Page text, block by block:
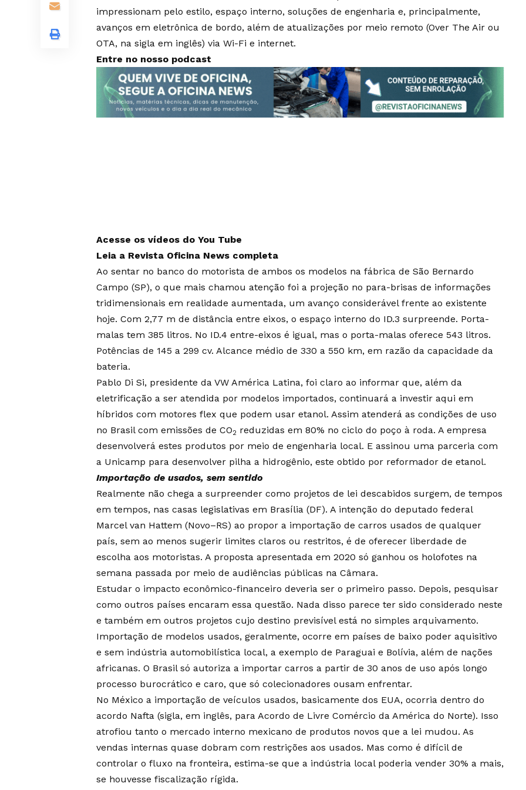
impressionam pelo estilo, espaço interno, soluções de engenharia e, principalmente,
avanços em eletrônica de bordo, além de atualizações por meio remoto (Over The Air ou
OTA, na sigla em inglês) via Wi-Fi e internet.
Entre no nosso podcast
Acesse os vídeos do You Tube
Leia a Revista Oficina News completa
Ao sentar no banco do motorista de ambos os modelos na fábrica de São Bernardo
Campo (SP), o que mais chamou atenção foi a projeção no para-brisas de informações
tridimensionais em realidade aumentada, um avanço considerável frente ao existente
hoje. Com 2,77 m de distância entre eixos, o espaço interno do ID.3 surpreende. Porta-
malas tem 385 litros. No ID.4 entre-eixos é igual, mas o porta-malas oferece 543 litros.
Potências de 145 a 299 cv. Alcance médio de 330 a 550 km, em razão da capacidade da
bateria.
Pablo Di Si, presidente da VW América Latina, foi claro ao informar que, além da
eletrificação a ser atendida por modelos importados, continuará a investir aqui em
híbridos com motores flex que podem usar etanol. Assim atenderá as condições de uso
no Brasil com emissões de CO2 reduzidas em 80% no ciclo do poço à roda. A empresa
desenvolverá estes produtos por meio de engenharia local. E assinou uma parceria com
a Unicamp para desenvolver pilha a hidrogênio, este obtido por reformador de etanol.
Importação de usados, sem sentido
Realmente não chega a surpreender como projetos de lei descabidos surgem, de tempos
em tempos, nas casas legislativas em Brasília (DF). A intenção do deputado federal
Marcel van Hattem (Novo–RS) ao propor a importação de carros usados de qualquer
país, sem ao menos sugerir limites claros ou restritos, é de oferecer liberdade de
escolha aos motoristas. A proposta apresentada em 2020 só ganhou os holofotes na
semana passada por meio de audiências públicas na Câmara.
Estudar o impacto econômico-financeiro deveria ser o primeiro passo. Depois, pesquisar
como outros países encaram essa questão. Nada disso parece ter sido considerado neste
e também em outros projetos cujo destino previsível está no simples arquivamento.
Importação de modelos usados, geralmente, ocorre em países de baixo poder aquisitivo
e sem indústria automobilística local, a exemplo de Paraguai e Bolívia, além de nações
africanas. O Brasil só autoriza a importar carros a partir de 30 anos de uso após longo
processo burocrático e caro, que só colecionadores ousam enfrentar.
No México a importação de veículos usados, basicamente dos EUA, ocorria dentro do
acordo Nafta (sigla, em inglês, para Acordo de Livre Comércio da América do Norte). Isso
atrofiou tanto o mercado interno mexicano de produtos novos que a lei mudou. As
vendas internas quase dobram com restrições aos usados. Mas como é difícil de
controlar o fluxo na fronteira, estima-se que a indústria local poderia vender 30% a mais,
se houvesse fiscalização rígida.